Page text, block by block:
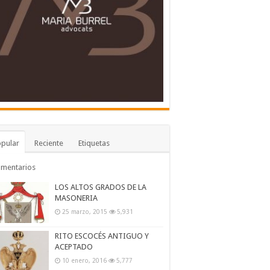
Reciente Etiquetas
LOS ALTOS GRADOS DE LA
MASONERIA
25 marzo, 2015 5,931
RITO ESCOCÉS ANTIGUO Y
ACEPTADO
10 enero, 2016 5,777